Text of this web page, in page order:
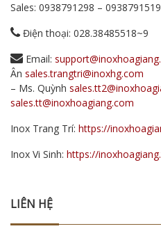
Sales: 0938791298 – 0938791519
Điện thoại: 028.38485518~9
Email:
Ân sales.trangtri@inoxhg.com
– Ms. Quỳnh
sales.tt@inoxhoagiang.com
Inox Trang Trí: https://
Inox Vi Sinh: https://
LIÊN HỆ